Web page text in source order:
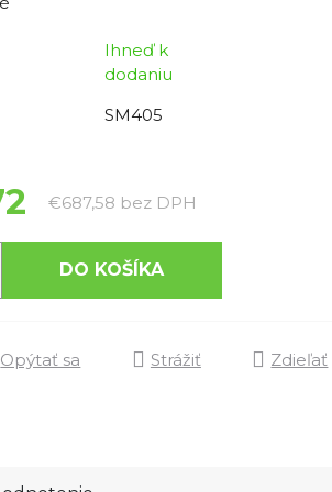
Ihneď k
dodaniu
SM405
€687,58 bez DPH
DO KOŠÍKA
Opýtať sa Strážiť Zdieľať